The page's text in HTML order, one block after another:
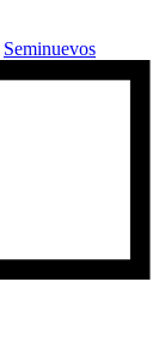
Seminuevos